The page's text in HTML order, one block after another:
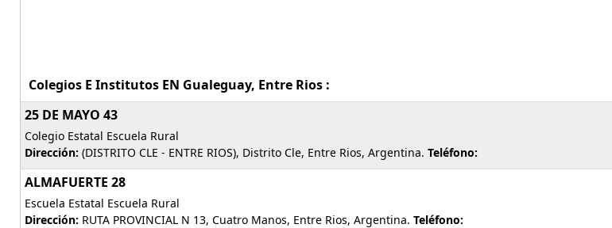
Colegios E Institutos EN Gualeguay, Entre Rios :
25 DE MAYO 43
Colegio Estatal Escuela Rural
Dirección: (DISTRITO CLE - ENTRE RIOS), Distrito Cle, Entre Rios, Argentina. Teléfono:
ALMAFUERTE 28
Escuela Estatal Escuela Rural
Dirección: RUTA PROVINCIAL N 13, Cuatro Manos, Entre Rios, Argentina. Teléfono: